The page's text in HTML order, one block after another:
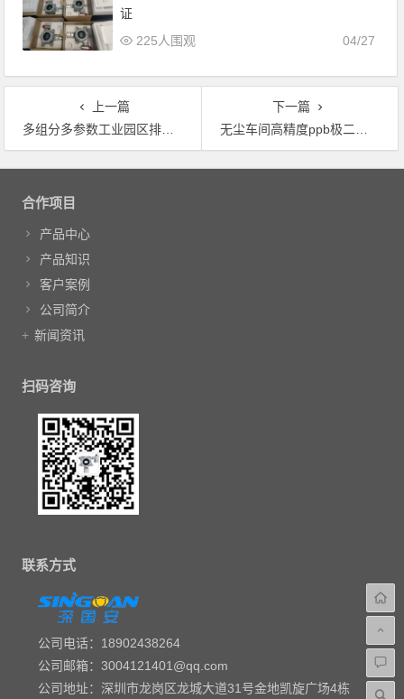
证
04/27
225人围观
上一篇
多组分多参数工业园区排放口专用气体检测仪
下一篇
无尘车间高精度ppb极二甲苯气体检测仪
文章导航
合作项目
产品中心
产品知识
客户案例
公司简介
新闻资讯
扫码咨询
联系方式
公司电话：18902438264
公司邮箱：3004121401@qq.com
公司地址：深圳市龙岗区龙城大道31号金地凯旋广场4栋